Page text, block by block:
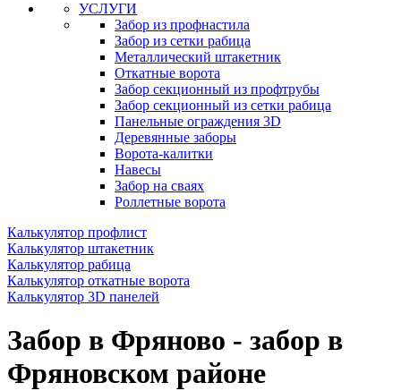
УСЛУГИ
Забор из профнастила
Забор из сетки рабица
Металлический штакетник
Откатные ворота
Забор секционный из профтрубы
Забор секционный из сетки рабица
Панельные ограждения 3D
Деревянные заборы
Ворота-калитки
Навесы
Забор на сваях
Роллетные ворота
Калькулятор профлист
Калькулятор штакетник
Калькулятор рабица
Калькулятор откатные ворота
Калькулятор 3D панелей
Забор в Фряново - забор в
Фряновском районе